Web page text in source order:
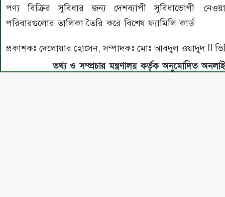
পণ্য বিক্রির সুবিধার জন্য দেশব্যাপী সুবিধাভোগী
পরিবারগুলোর তালিকা তৈরি করে বিশেষ ফ্যামিলি কার্ড
প্রকাশকঃ দেলোয়ার হোসেন, সম্পাদকঃ মোঃ আবদুল ওয়াদুদ II
তথ্য ও সম্প্রচার মন্ত্রণালয় কর্তৃক অনুমোদিত